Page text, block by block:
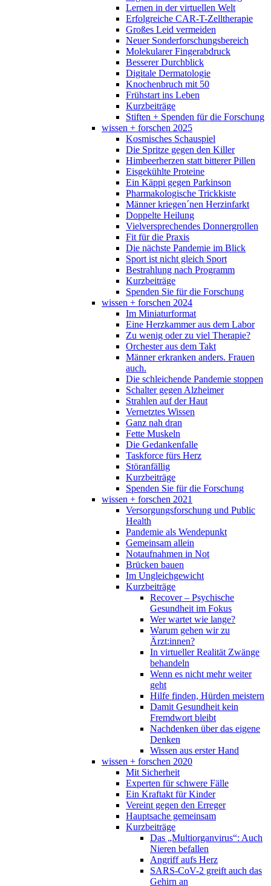
Lernen in der virtuellen Welt
Erfolgreiche CAR-T-Zelltherapie
Großes Leid vermeiden
Neuer Sonderforschungsbereich
Molekularer Fingerabdruck
Besserer Durchblick
Digitale Dermatologie
Knochenbruch mit 50
Frühstart ins Leben
Kurzbeiträge
Stiften + Spenden für die Forschung
wissen + forschen 2025
Kosmisches Schauspiel
Die Spritze gegen den Killer
Himbeerherzen statt bitterer Pillen
Eisgekühlte Proteine
Ein Käppi gegen Parkinson
Pharmakologische Trickkiste
Männer kriegen´nen Herzinfarkt
Doppelte Heilung
Vielversprechendes Donnergrollen
Fit für die Praxis
Die nächste Pandemie im Blick
Sport ist nicht gleich Sport
Bestrahlung nach Programm
Kurzbeiträge
Spenden Sie für die Forschung
wissen + forschen 2024
Im Miniaturformat
Eine Herzkammer aus dem Labor
Zu wenig oder zu viel Therapie?
Orchester aus dem Takt
Männer erkranken anders. Frauen
auch.
Die schleichende Pandemie stoppen
Schalter gegen Alzheimer
Strahlen auf der Haut
Vernetztes Wissen
Ganz nah dran
Fette Muskeln
Die Gedankenfalle
Taskforce fürs Herz
Störanfällig
Kurzbeiträge
Spenden Sie für die Forschung
wissen + forschen 2021
Versorgungsforschung und Public
Health
Pandemie als Wendepunkt
Gemeinsam allein
Notaufnahmen in Not
Brücken bauen
Im Ungleichgewicht
Kurzbeiträge
Recover – Psychische
Gesundheit im Fokus
Wer wartet wie lange?
Warum gehen wir zu
Ärzt:innen?
In virtueller Realität Zwänge
behandeln
Wenn es nicht mehr weiter
geht
Hilfe finden, Hürden meistern
Damit Gesundheit kein
Fremdwort bleibt
Nachdenken über das eigene
Denken
Wissen aus erster Hand
wissen + forschen 2020
Mit Sicherheit
Experten für schwere Fälle
Ein Kraftakt für Kinder
Vereint gegen den Erreger
Hauptsache gemeinsam
Kurzbeiträge
Das „Multiorganvirus“: Auch
Nieren befallen
Angriff aufs Herz
SARS-CoV-2 greift auch das
Gehirn an